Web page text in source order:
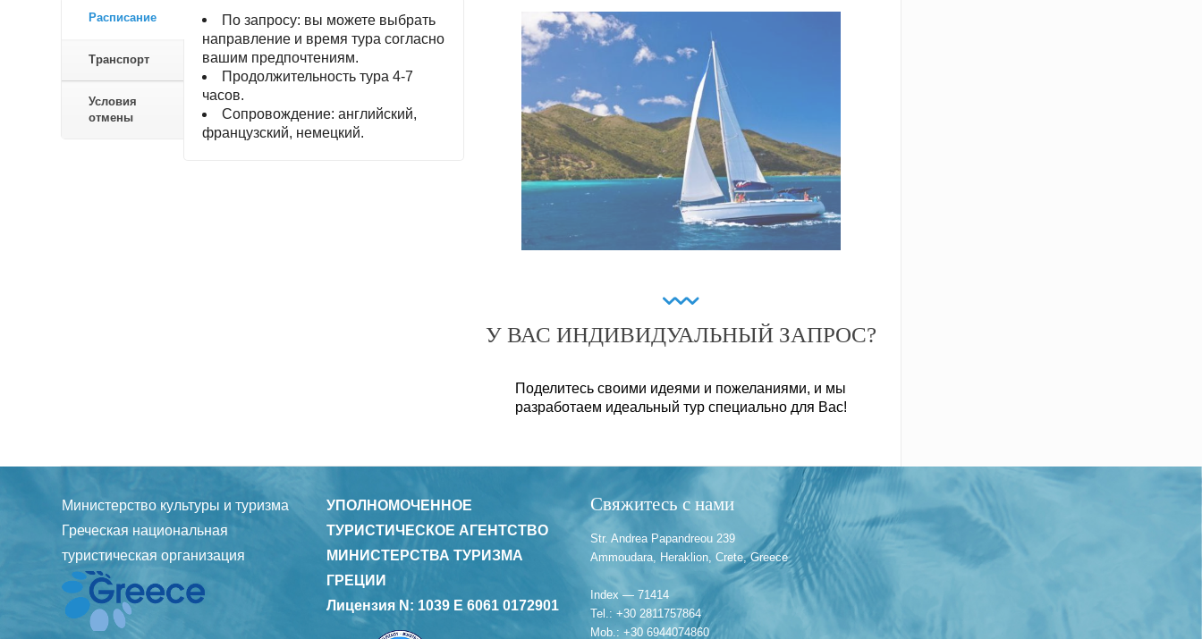
Расписание
Транспорт
Условия
отмены
По запросу: вы можете выбрать
направление и время тура согласно
вашим предпочтениям.
Продолжительность тура 4-7
часов.
Сопровождение: английский,
французский, немецкий.
У ВАС ИНДИВИДУАЛЬНЫЙ ЗАПРОС?
Поделитесь своими идеями и пожеланиями, и мы
разработаем идеальный тур специально для Вас!
Министерство культуры и туризма
Греческая национальная
туристическая организация
УПОЛНОМОЧЕННОЕ
ТУРИСТИЧЕСКОЕ АГЕНТСТВО
МИНИСТЕРСТВА ТУРИЗМА
ГРЕЦИИ
Лицензия N: 1039 E 6061 0172901
Свяжитесь с нами
Str. Andrea Papandreou 239
Ammoudara, Heraklion, Crete, Greece
Index — 71414
Tel.: +30 2811757864
Mob.: +30 6944074860